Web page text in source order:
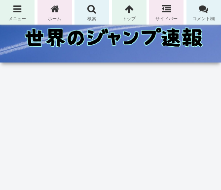
コンテンツへスキップ
メニュー ホーム 検索 トップ サイドバー コメント欄